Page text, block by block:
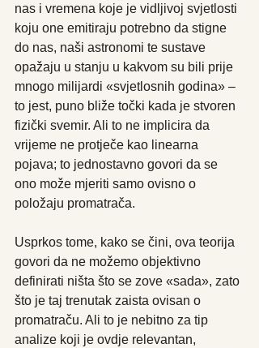
nas i vremena koje je vidljivoj svjetlosti
koju one emitiraju potrebno da stigne
do nas, naši astronomi te sustave
opažaju u stanju u kakvom su bili prije
mnogo milijardi «svjetlosnih godina» –
to jest, puno bliže točki kada je stvoren
fizički svemir. Ali to ne implicira da
vrijeme ne protječe kao linearna
pojava; to jednostavno govori da se
ono može mjeriti samo ovisno o
položaju promatrača.
Usprkos tome, kako se čini, ova teorija
govori da ne možemo objektivno
definirati ništa što se zove «sada», zato
što je taj trenutak zaista ovisan o
promatraču. Ali to je nebitno za tip
analize koji je ovdje relevantan,